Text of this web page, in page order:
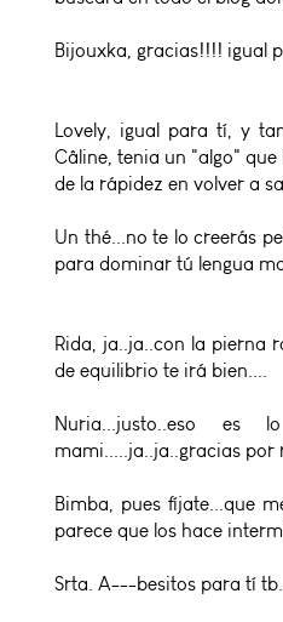
Bijouxka, gracias!!!! igual
Lovely, igual para tí, y
Câline, tenia un "algo"
de la rápidez en volver a
Un thé...no te lo creerás
para dominar tú lengua
Rida, ja..ja..con la pierna
de equilibrio te irá bien....
Nuria...justo..eso
mami.....ja..ja..gracias por
Bimba, pues fíjate...que
parece que los hace
Srta. A---besitos para tí tb.